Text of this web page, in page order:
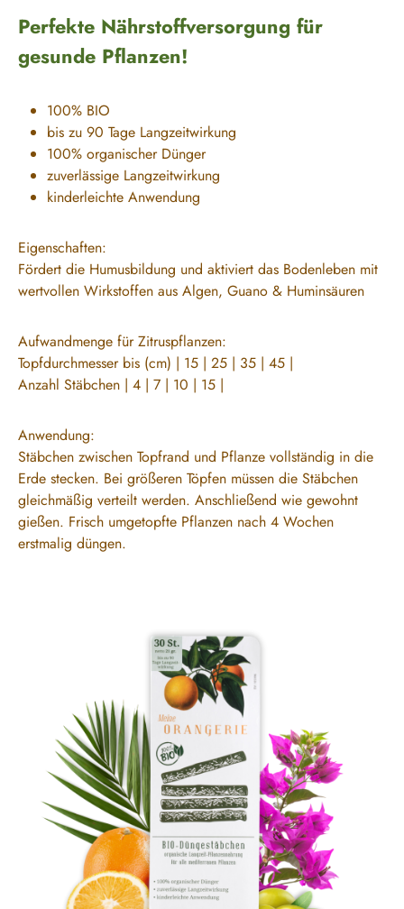
Perfekte Nährstoffversorgung für
gesunde Pflanzen!
100% BIO
bis zu 90 Tage Langzeitwirkung
100% organischer Dünger
zuverlässige Langzeitwirkung
kinderleichte Anwendung
Eigenschaften:
Fördert die Humusbildung und aktiviert das Bodenleben mit
wertvollen Wirkstoffen aus Algen, Guano & Huminsäuren
Aufwandmenge für Zitruspflanzen:
Topfdurchmesser bis (cm) | 15 | 25 | 35 | 45 |
Anzahl Stäbchen | 4 | 7 | 10 | 15 |
Anwendung:
Stäbchen zwischen Topfrand und Pflanze vollständig in die
Erde stecken. Bei größeren Töpfen müssen die Stäbchen
gleichmäßig verteilt werden. Anschließend wie gewohnt
gießen. Frisch umgetopfte Pflanzen nach 4 Wochen
erstmalig düngen.